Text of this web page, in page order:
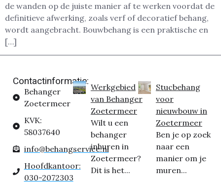
de wanden op de juiste manier af te werken voordat de
definitieve afwerking, zoals verf of decoratief behang,
wordt aangebracht. Bouwbehang is een praktische en
[…]
Contactinformatie:
Behanger
Zoetermeer
KVK:
58037640
info@behangservice.nl
Hoofdkantoor:
030-2072303
Werkgebied
van Behanger
Zoetermeer
Wilt u een
behanger
inhuren in
Zoetermeer?
Dit is het...
Stucbehang
voor
nieuwbouw in
Zoetermeer
Ben je op zoek
naar een
manier om je
muren...